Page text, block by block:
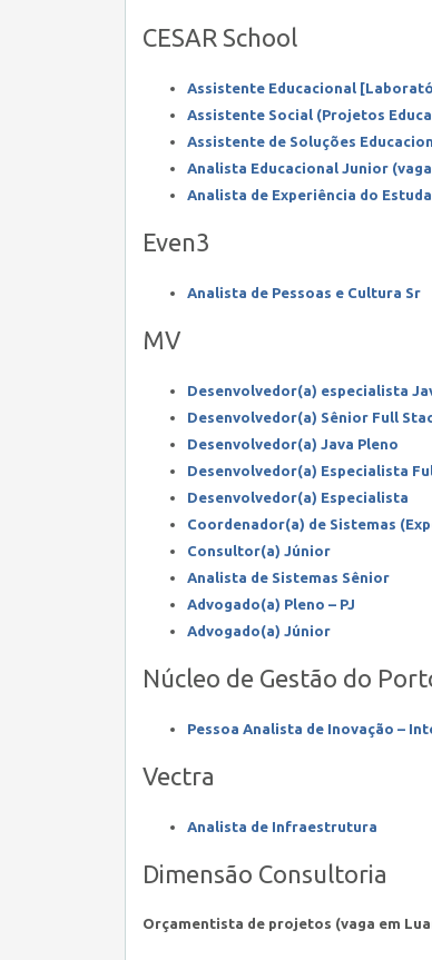
CESAR School
Assistente Educacional
Assistente Social (Projetos
Assistente de Soluções
Analista Educacional Junior
Analista de Experiência do
Even3
Analista de Pessoas e Cultura Sr
MV
Desenvolvedor(a) especialista
Desenvolvedor(a) Sênior Full
Desenvolvedor(a) Java Pleno
Desenvolvedor(a) Especialista
Desenvolvedor(a) Especialista
Coordenador(a) de Sistemas
Consultor(a) Júnior
Analista de Sistemas Sênior
Advogado(a) Pleno – PJ
Advogado(a) Júnior
Núcleo de Gestão do
Pessoa Analista de Inovação –
Vectra
Analista de Infraestrutura
Dimensão Consultoria
Orçamentista de projetos (vaga em